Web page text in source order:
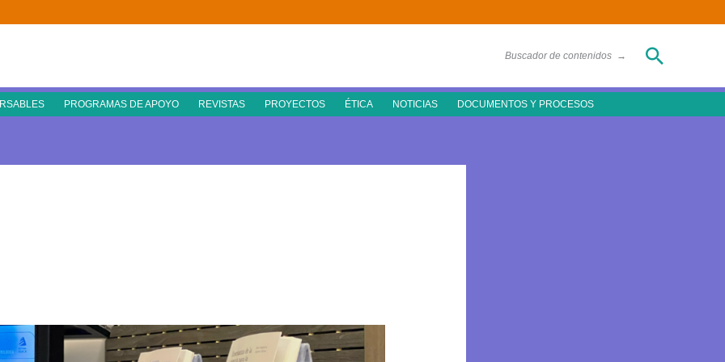
Buscador de contenidos → Buscar
PROGRAMAS DE APOYO REVISTAS PROYECTOS ÉTICA NOTICIAS DOCUMENTOS Y PROCESOS